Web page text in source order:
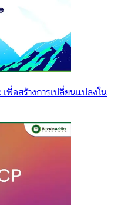
พื่อสร้างการเปลี่ยนแปลงใน